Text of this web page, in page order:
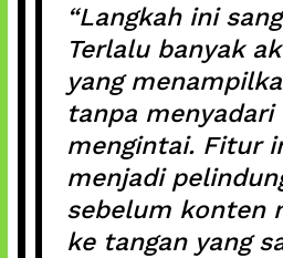
“Langkah ini
Terlalu banyak
yang
tanpa menyadari
mengintai. Fitur
menjadi
sebelum konten
ke tangan yang